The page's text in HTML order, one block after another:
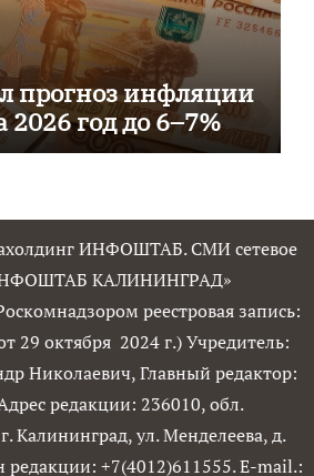
прогноз инфляции
2026 год до 6–7%
ИНФОШТАБ. СМИ сетевое
КАЛИНИНГРАД»
реестровая запись:
29 октября 2024 г.) Учредитель:
Николаевич, Главный редактор:
редакции: 236010, обл.
Калининград, ул. Менделеева, д.
редакции: +7(4012)611555. E-mail.: